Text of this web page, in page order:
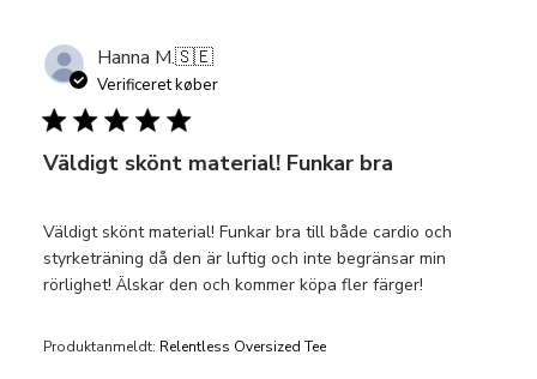
Hanna M.🇸🇪
Verificeret køber
Väldigt skönt material! Funkar bra
Väldigt skönt material! Funkar bra till både cardio och
styrketräning då den är luftig och inte begränsar min
rörlighet! Älskar den och kommer köpa fler färger!
Produktanmeldt: Relentless Oversized Tee